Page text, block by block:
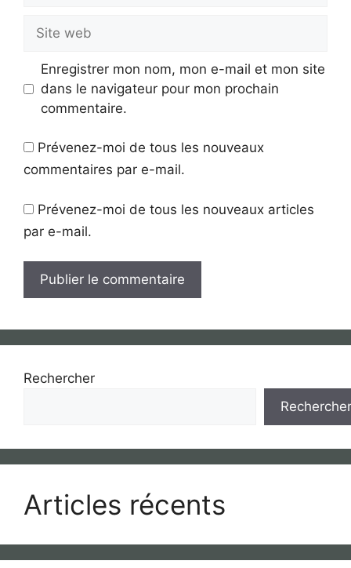
web
Enregistrer mon nom, mon e-mail et mon site
dans le navigateur pour mon prochain
commentaire.
Prévenez-moi de tous les nouveaux
commentaires par e-mail.
Prévenez-moi de tous les nouveaux articles
par e-mail.
Rechercher
Rechercher
Articles récents